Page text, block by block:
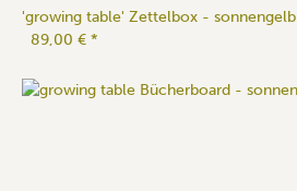
'growing table' Zettelbox - sonnengelb
89,00 € *